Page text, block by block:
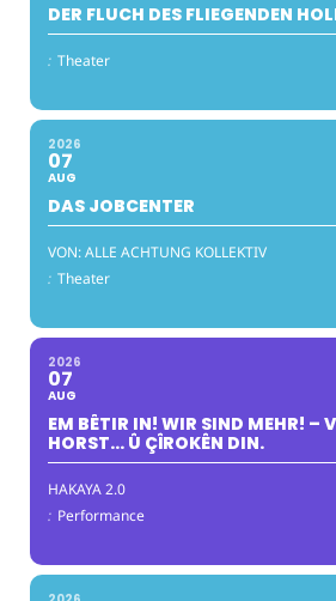
DER FLUCH DES FLIEGENDEN
: Theater
2026
07
AUG
DAS JOBCENTER
VON: ALLE ACHTUNG KOLLEKTIV
: Theater
2026
07
AUG
EM BÊTIR IN! WIR SIND MEHR! –
HORST… Û ÇÎROKÊN DIN.
HAKAYA 2.0
: Performance